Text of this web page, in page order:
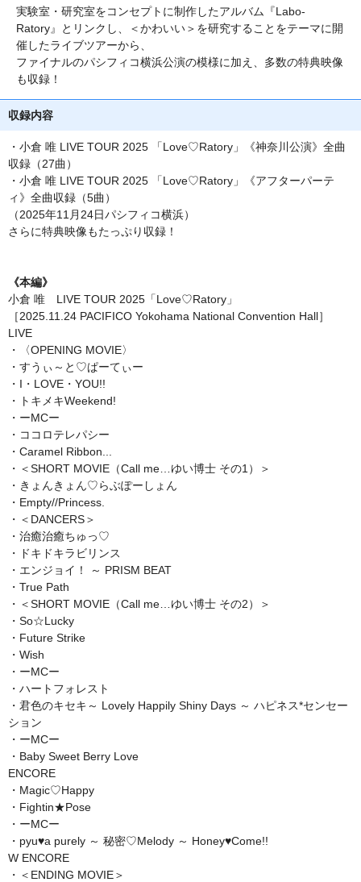
実験室・研究室をコンセプトに制作したアルバム『Labo-
Ratory』とリンクし、＜かわいい＞を研究することをテーマに開
催したライブツアーから、
ファイナルのパシフィコ横浜公演の模様に加え、多数の特典映像
も収録！
収録内容
・小倉 唯 LIVE TOUR 2025 「Love♡Ratory」《神奈川公演》全曲
収録（27曲）
・小倉 唯 LIVE TOUR 2025 「Love♡Ratory」《アフターパーテ
ィ》全曲収録（5曲）
（2025年11月24日パシフィコ横浜）
さらに特典映像もたっぷり収録！
《本編》
小倉 唯 LIVE TOUR 2025「Love♡Ratory」
［2025.11.24 PACIFICO Yokohama National Convention Hall］
LIVE
・〈OPENING MOVIE〉
・すうぃ～と♡ぱーてぃー
・I・LOVE・YOU!!
・トキメキWeekend!
・ーMCー
・ココロテレパシー
・Caramel Ribbon...
・＜SHORT MOVIE（Call me…ゆい博士 その1）＞
・きょんきょん♡らぶぽーしょん
・Empty//Princess.
・＜DANCERS＞
・治癒治癒ちゅっ♡
・ドキドキラビリンス
・エンジョイ！ ～ PRISM BEAT
・True Path
・＜SHORT MOVIE（Call me…ゆい博士 その2）＞
・So☆Lucky
・Future Strike
・Wish
・ーMCー
・ハートフォレスト
・君色のキセキ～ Lovely Happily Shiny Days ～ ハピネス*センセー
ション
・ーMCー
・Baby Sweet Berry Love
ENCORE
・Magic♡Happy
・Fightin★Pose
・ーMCー
・pyu♥a purely ～ 秘密♡Melody ～ Honey♥Come!!
W ENCORE
・＜ENDING MOVIE＞